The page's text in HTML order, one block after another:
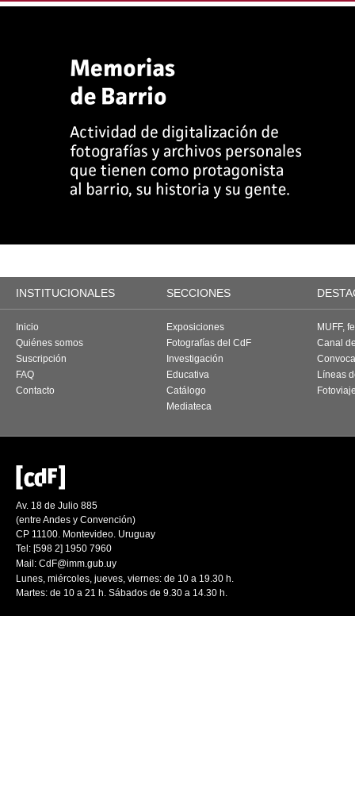
INSTITUCIONALES SECCIONES
Inicio
Quiénes somos
Suscripción
FAQ
Contacto
Exposiciones
Fotografías del CdF
Investigación
Educativa
Catálogo
Mediateca
MUFF,
Canal
Líneas
Av. 18 de Julio 885
(entre Andes y Convención)
CP 11100. Montevideo. Uruguay
Tel: [598 2] 1950 7960
Mail: CdF@imm.gub.uy
Lunes, miércoles, jueves, viernes: de 10 a 19.30 h.
Martes: de 10 a 21 h. Sábados de 9.30 a 14.30 h.